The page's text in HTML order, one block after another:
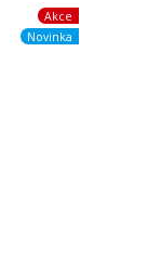
Akce
Novinka